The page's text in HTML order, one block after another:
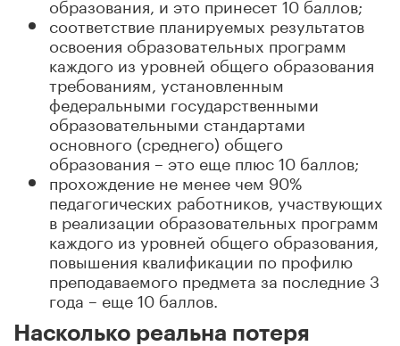
соответствие планируемых результатов
освоения образовательных программ
каждого из уровней общего образования
требованиям, установленным
федеральными государственными
образовательными стандартами
основного (среднего) общего
образования – это еще плюс 10 баллов;
прохождение не менее чем 90%
педагогических работников, участвующих
в реализации образовательных программ
каждого из уровней общего образования,
повышения квалификации по профилю
преподаваемого предмета за последние 3
года – еще 10 баллов.
Насколько реальна потеря